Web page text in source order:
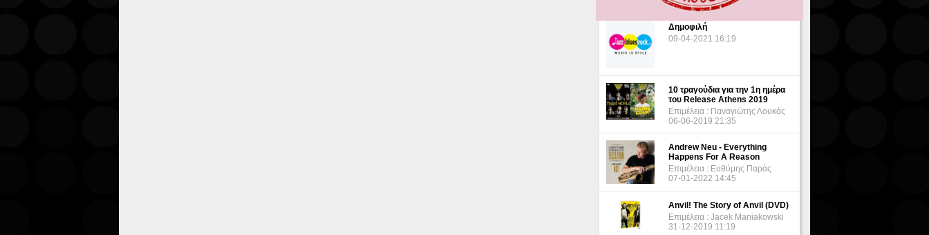
Δημοφιλή
09-04-2021 16:19
10 τραγούδια για την 1η ημέρα
του Release Athens 2019
Επιμέλεια : Παναγιώτης Λουκάς
06-06-2019 21:35
Andrew Neu - Everything
Happens For A Reason
Επιμέλεια : Ευθύμης Παράς
07-01-2022 14:45
Anvil! The Story of Anvil (DVD)
Επιμέλεια : Jacek Maniakowski
31-12-2019 11:19